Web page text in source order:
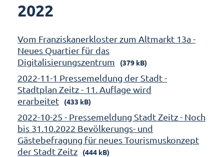
2022
Vom Franziskanerkloster zum Altmarkt 13a -
Neues Quartier für das
Digitalisierungszentrum
(379 kB)
2022-11-1 Pressemeldung der Stadt -
Stadtplan Zeitz - 11. Auflage wird
erarbeitet
(433 kB)
2022-10-25 - Pressemeldung Stadt Zeitz - Noch
bis 31.10.2022 Bevölkerungs- und
Gästebefragung für neues Tourismuskonzept
der Stadt Zeitz
(444 kB)